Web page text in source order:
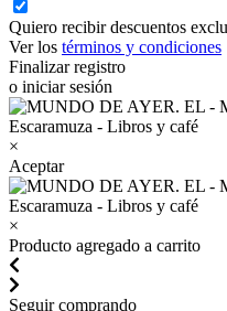
Quiero recibir descuentos
Ver los términos y condiciones
Finalizar registro
o iniciar sesión
×
Aceptar
×
Producto agregado a carrito
Seguir comprando